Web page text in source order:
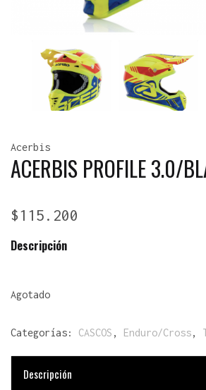
Acerbis
ACERBIS PROFILE 3.0/
$115.200
Descripción
Agotado
Categorías: CASCOS , Enduro/Cross,
Descripción